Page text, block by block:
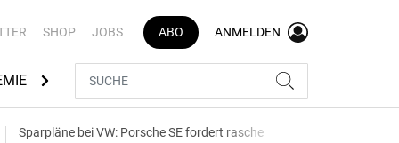
SHOP JOBS ABO ANMELDEN
AUTOMARKEN
Sparpläne bei VW: Porsche SE fordert rasche